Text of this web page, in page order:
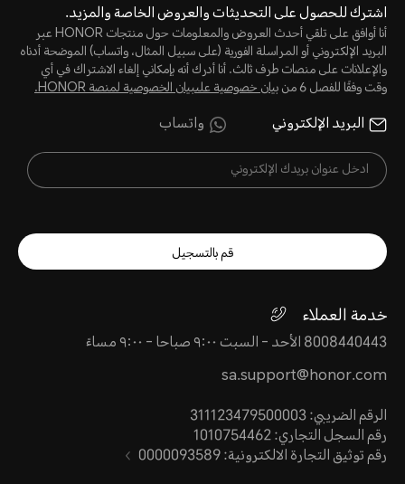
اشترك للحصول على التحديثات والعروض الخاصة والمزيد.
أنا أوافق على تلقي أحدث العروض والمعلومات حول منتجات HONOR عبر
البريد الإلكتروني أو المراسلة الفورية (على سبيل المثال، واتساب) الموضحة أدناه
والإعلانات على منصات طرف ثالث. أنا أدرك أنه بإمكاني إلغاء الاشتراك في أي
وقت وفقًا للفصل 6 من
بيان خصوصية علىبيان الخصوصية لمنصة HONOR‬.
البريد الإلكتروني واتساب
قم بالتسجيل
خدمة العملاء
8008440443 الأحد - السبت ٩:٠٠ صباحا - ٩:٠٠ مساءً
sa.support@honor.com
الرقم الضريبي: 311123479500003
رقم السجل التجاري: 1010754462
رقم توثيق التجارة الالكترونية: 0000093589